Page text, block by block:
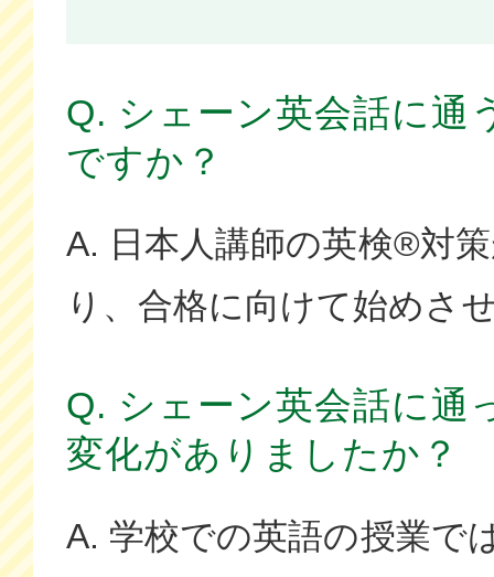
Q. シェーン英会話に通
ですか？
A. 日本人講師の英検®対
り、合格に向けて始めさ
Q. シェーン英会話に通
変化がありましたか？
A. 学校での英語の授業で